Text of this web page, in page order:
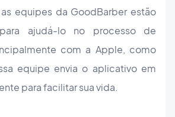
equipes da GoodBarber estão
ajudá-lo no processo de
com a Apple, como
equipe envia o aplicativo em
para facilitar sua vida.